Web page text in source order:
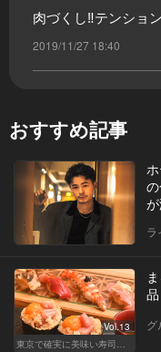
肉づくし‼️テンショ
2019/11/27 18:40
おすすめ記事
ラ
Vol.13
東京で確実に美味い寿司はここだ！
グ